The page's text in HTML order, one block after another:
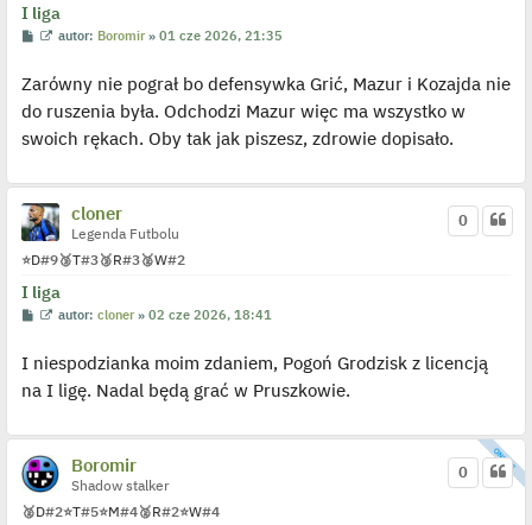
y
p
t
I liga
P
t
W
w
e
l
j
e
d
y
n
c
y
p
t
autor: Boromir »01 cze 2026, 21:35
Zarówny nie pograł bo defensywka Grić, Mazur i Kozajda nie
do ruszenia była. Odchodzi Mazur więc ma wszystko w
swoich rękach. Oby tak jak piszesz, zdrowie dopisało.
cloner
Legenda Futbolu
⭐D#9🥉T#3🥉R#3🥈W#2
I liga
0
P
t
W
w
p
j
e
y
autor:cloner »02 cze 2026, 18:41
I niespodzianka moim zdaniem, Pogoń Grodzisk z licencją
na I ligę. Nadal będą grać w Pruszkowie.
Boromir
Shadow stalker
🥈D#2⭐T#5⭐M#4🥈R#2⭐W#4
0